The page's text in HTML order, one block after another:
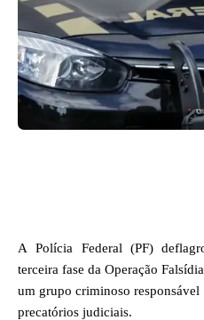
A Polícia Federal (PF)
terceira fase da Operação
um grupo criminoso
precatórios judiciais.